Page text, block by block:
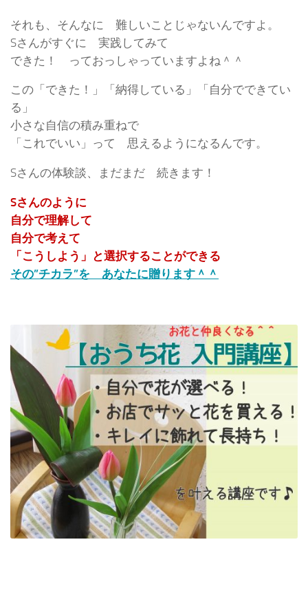
それも、そんなに 難しいことじゃないんですよ。
Sさんがすぐに 実践してみて
できた！ っておっしゃっていますよね＾＾
この「できた！」「納得している」「自分でできてい
る」
小さな自信の積み重ねで
「これでいい」って 思えるようになるんです。
Sさんの体験談、まだまだ 続きます！
Sさんのように
自分で理解して
自分で考えて
「こうしよう」と選択することができる
その”チカラ”を あなたに贈ります＾＾